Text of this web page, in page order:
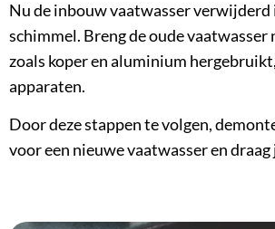
Nu de inbouw vaatwasser verwijderd
schimmel. Breng deoude vaatwasser
zoals koper en aluminium
apparaten.
Door deze stappen te volgen,
voor een nieuwe vaatwasseren